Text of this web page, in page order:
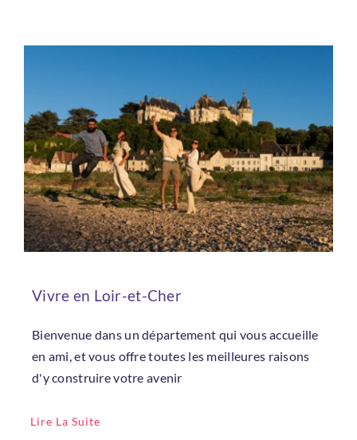
Vivre en Loir-et-Cher
Bienvenue dans un département qui vous accueille
en ami, et vous offre toutes les meilleures raisons
d'y construire votre avenir
Lire La Suite